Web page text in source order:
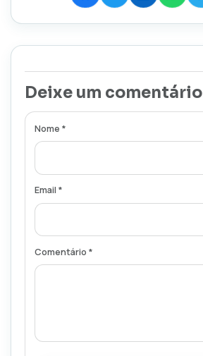
Deixe um comentário
Nome *
Email *
Comentário *